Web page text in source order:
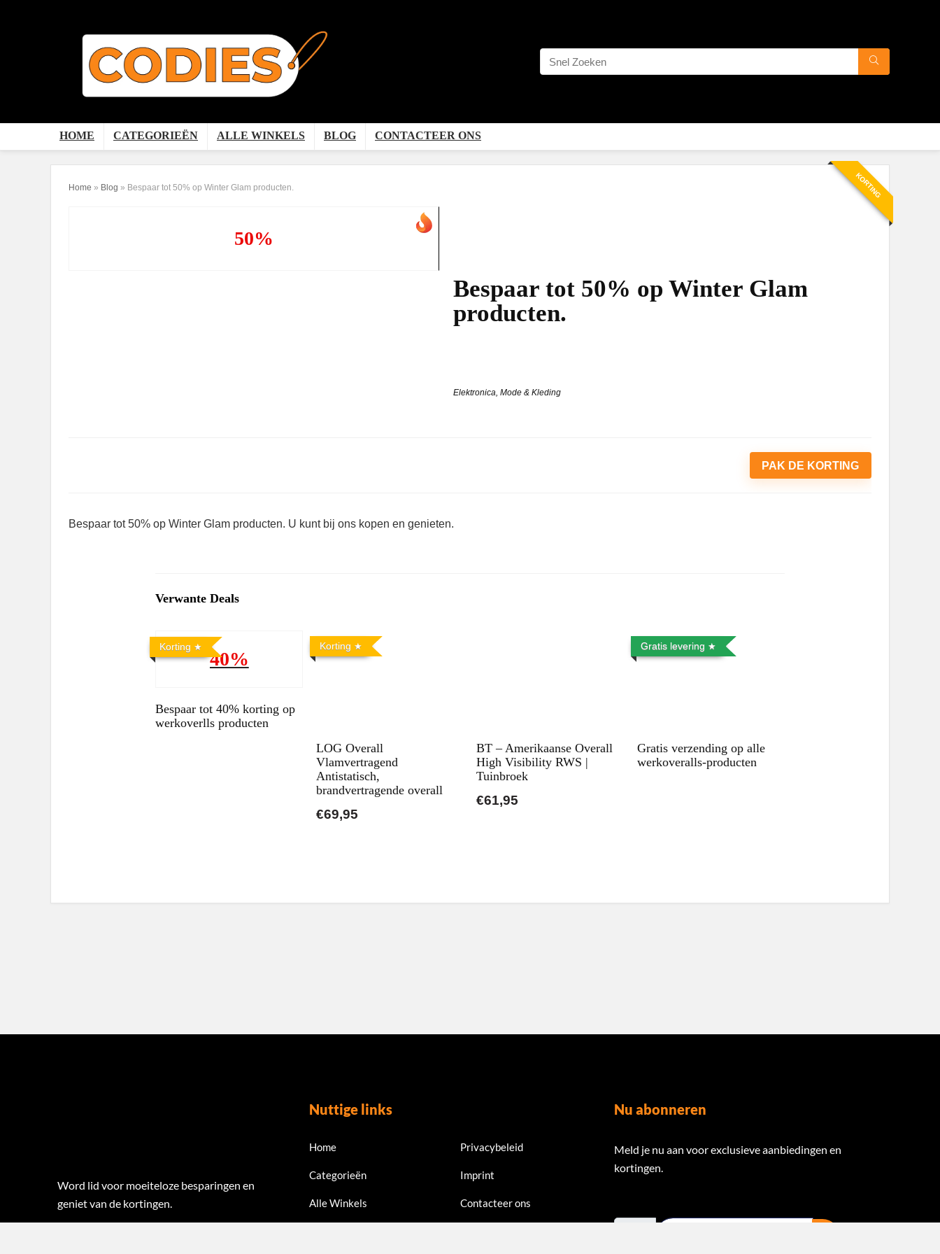
HOME CATEGORIEËN ALLE WINKELS BLOG CONTACTEER ONS
Home » Blog » Bespaar tot 50% op Winter Glam producten. KORTING
50%
Bespaar tot 50% op Winter Glam
producten.
Elektronica, Mode & Kleding
PAK DE KORTING
Bespaar tot 50% op Winter Glam producten. U kunt bij ons kopen en genieten.
Verwante Deals
Korting
40%
Bespaar tot 40% korting op
werkoverlls producten
Korting
LOG Overall
Vlamvertragend
Antistatisch,
brandvertragende overall
€69,95
BT – Amerikaanse Overall
High Visibility RWS |
Tuinbroek
€61,95
Gratis levering
Gratis verzending op alle
werkoveralls-producten
Word lid voor moeiteloze besparingen en
geniet van de kortingen.
Nuttige links
Home
Categorieën
Alle Winkels
Privacybeleid
Imprint
Contacteer ons
Nu abonneren
Meld je nu aan voor exclusieve aanbiedingen en
kortingen.